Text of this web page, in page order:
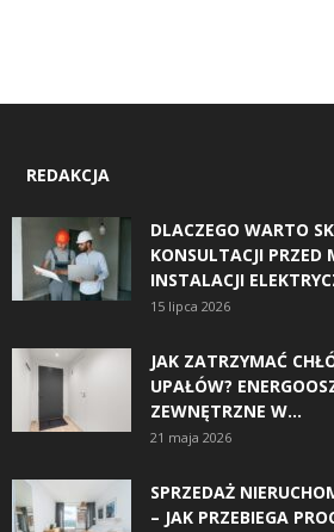
REDAKCJA
DLACZEGO WARTO
KONSULTACJI PRZED
INSTALACJI
15 lipca 2026
JAK ZATRZYMAĆ
UPAŁÓW?
ZEWNĘTRZNE W...
21 maja 2026
SPRZEDAŻ
– JAK PRZEBIEGA